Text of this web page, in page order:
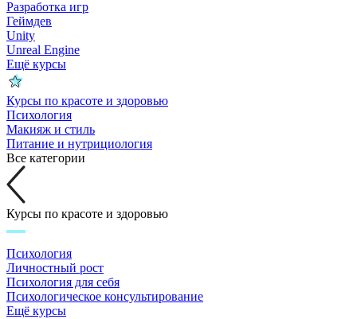
Разработка игр
Геймдев
Unity
Unreal Engine
Ещё курсы
Курсы по красоте и здоровью
Психология
Макияж и стиль
Питание и нутрициология
Все категории
Курсы по красоте и здоровью
Психология
Личностный рост
Психология для себя
Психологическое консультирование
Ещё курсы